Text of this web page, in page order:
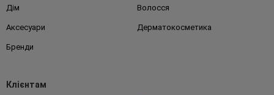
Дім Волосся
Аксесуари Дерматокосметика
Бренди
Клієнтам